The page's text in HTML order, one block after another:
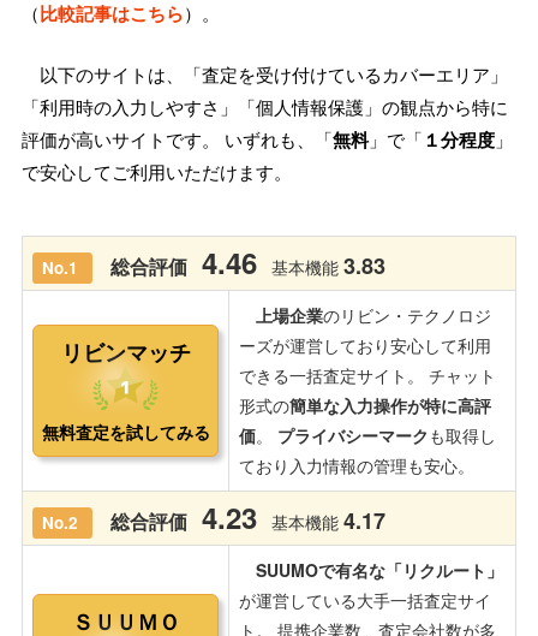
（比較記事はこちら）。
以下のサイトは、「査定を受け付けているカバーエリア」
「利用時の入力しやすさ」「個人情報保護」の観点から特に
評価が高いサイトです。 いずれも、「無料」で「 １分程度 」
で安心してご利用いただけます。